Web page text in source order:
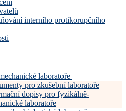
interního protikorupčního
laboratoře
pro zkušební laboratoře
dopisy pro fyzikálně-
laboratoře